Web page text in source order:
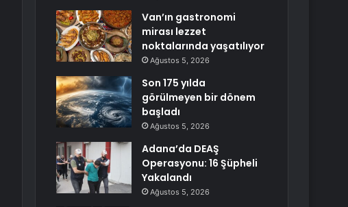
Van’ın gastronomi
mirası lezzet
noktalarında yaşatılıyor
Ağustos 5, 2026
Son 175 yılda
görülmeyen bir dönem
başladı
Ağustos 5, 2026
Adana’da DEAŞ
Operasyonu: 16 Şüpheli
Yakalandı
Ağustos 5, 2026